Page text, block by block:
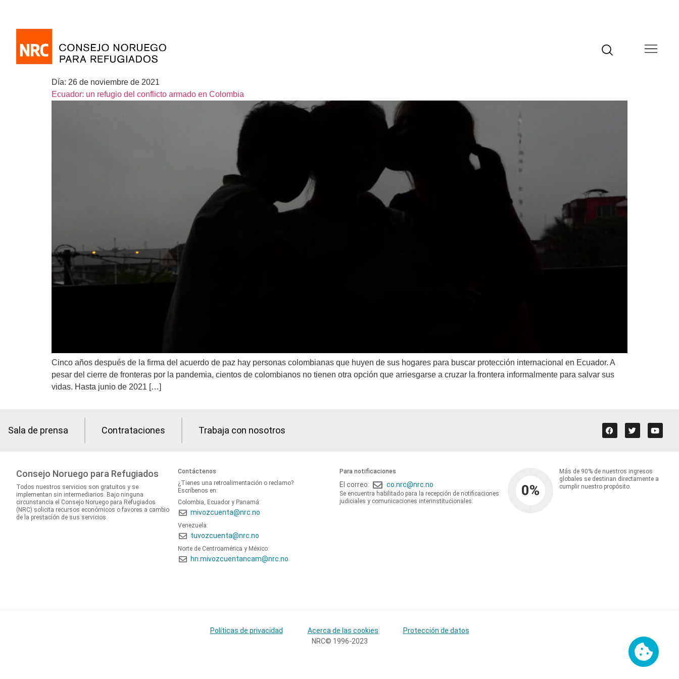
Día: 26 de noviembre de 2021
Ecuador: un refugio del conflicto armado en Colombia
Cinco años después de la firma del acuerdo de paz hay personas colombianas que huyen de sus hogares para buscar protección internacional en Ecuador. A
pesar del cierre de fronteras por la pandemia, cientos de colombianos no tienen otra opción que arriesgarse a cruzar la frontera informalmente para salvar sus
vidas. Hasta junio de 2021 […]
Sala de prensa Contrataciones Trabaja con nosotros
Consejo Noruego para Refugiados
Todos nuestros servicios son gratuitos y se
implementan sin intermediarios. Bajo ninguna
circunstancia el Consejo Noruego para Refugiados
(NRC) solicita recursos económicos o favores a cambio
de la prestación de sus servicios.
Contáctenos
¿Tienes una retroalimentación o reclamo?
Escríbenos en:
Colombia, Ecuador y Panamá:
mivozcuenta@nrc.no
Venezuela:
tuvozcuenta@nrc.no
Norte de Centroamérica y México:
hn.mivozcuentancam@nrc.no
Para notificaciones
El correo: co.nrc@nrc.no
Se encuentra habilitado para la recepción de notificaciones
judiciales y comunicaciones interinstitucionales.
0%
Más de 90% de nuestros ingresos
globales se destinan directamente a
cumplir nuestro propósito.
Políticas de privacidad Acerca de las cookies
Protección de datos
NRC© 1996-2023
Cookies